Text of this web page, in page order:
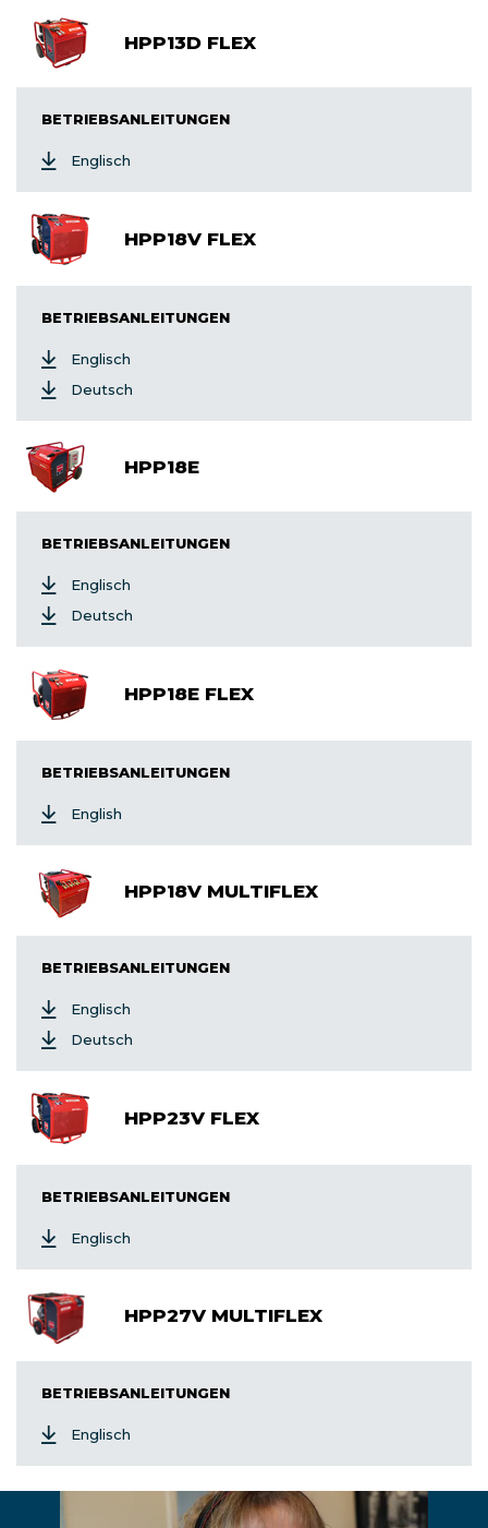
HPP13D FLEX
BETRIEBSANLEITUNGEN
Englisch
HPP18V FLEX
BETRIEBSANLEITUNGEN
Englisch
Deutsch
HPP18E
BETRIEBSANLEITUNGEN
Englisch
Deutsch
HPP18E FLEX
BETRIEBSANLEITUNGEN
English
HPP18V MULTIFLEX
BETRIEBSANLEITUNGEN
Englisch
Deutsch
HPP23V FLEX
BETRIEBSANLEITUNGEN
Englisch
HPP27V MULTIFLEX
BETRIEBSANLEITUNGEN
Englisch